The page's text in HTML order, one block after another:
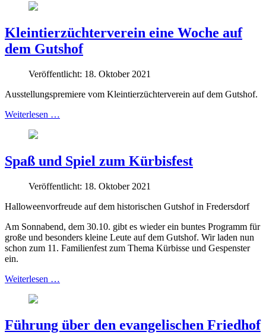
Kleintierzüchterverein eine Woche auf
dem Gutshof
Veröffentlicht: 18. Oktober 2021
Ausstellungspremiere vom Kleintierzüchterverein auf dem Gutshof.
Weiterlesen …
Spaß und Spiel zum Kürbisfest
Veröffentlicht: 18. Oktober 2021
Halloweenvorfreude auf dem historischen Gutshof in Fredersdorf
Am Sonnabend, dem 30.10. gibt es wieder ein buntes Programm für
große und besonders kleine Leute auf dem Gutshof. Wir laden nun
schon zum 11. Familienfest zum Thema Kürbisse und Gespenster
ein.
Weiterlesen …
Führung über den evangelischen Friedhof